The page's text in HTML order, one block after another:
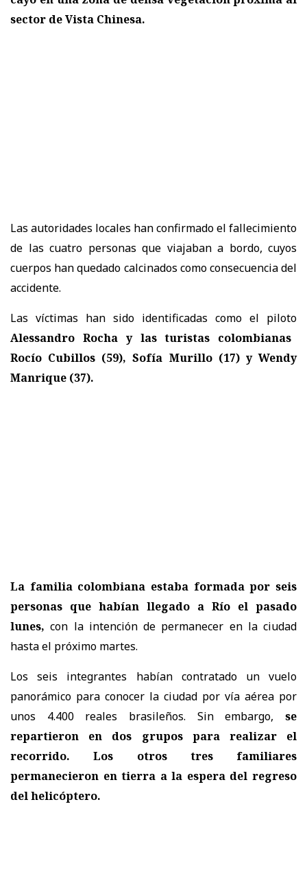
sector de Vista Chinesa.
Las autoridades locales han confirmado el fallecimiento
de las cuatro personas que viajaban a bordo, cuyos
cuerpos han quedado calcinados como consecuencia del
accidente.
Las víctimas han sido identificadas como el piloto
Alessandro Rocha y las turistas colombianas
Rocío Cubillos (59), Sofía Murillo (17) y Wendy
Manrique (37).
La familia colombiana estaba formada por seis
personas que habían llegado a Río el pasado
lunes, con la intención de permanecer en la ciudad
hasta el próximo martes.
Los seis integrantes habían contratado un vuelo
panorámico para conocer la ciudad por vía aérea por
unos 4.400 reales brasileños. Sin embargo, se
repartieron en dos grupos para realizar el
recorrido. Los otros tres familiares
permanecieron en tierra a la espera del regreso
del helicóptero.